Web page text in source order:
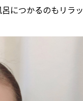
につかるのもリラッ